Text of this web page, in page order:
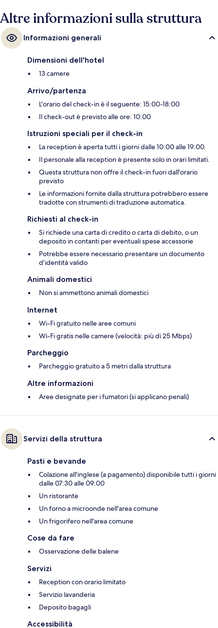
Altre informazioni sulla struttura
Informazioni generali
Dimensioni dell'hotel
13 camere
Arrivo/partenza
L'orario del check-in è il seguente: 15:00-18:00
Il check-out è previsto alle ore: 10:00
Istruzioni speciali per il check-in
La reception è aperta tutti i giorni dalle 10:00 alle 19:00.
Il personale alla reception è presente solo in orari limitati.
Questa struttura non offre il check-in fuori dall'orario
previsto
Le informazioni fornite dalla struttura potrebbero essere
tradotte con strumenti di traduzione automatica.
Richiesti al check-in
Si richiede una carta di credito o carta di debito, o un
deposito in contanti per eventuali spese accessorie
Potrebbe essere necessario presentare un documento
d’identità valido
Animali domestici
Non si ammettono animali domestici
Internet
Wi-Fi gratuito nelle aree comuni
Wi-Fi gratis nelle camere (velocità: più di 25 Mbps)
Parcheggio
Parcheggio gratuito a 5 metri dalla struttura
Altre informazioni
Aree designate per i fumatori (si applicano penali)
Servizi della struttura
Pasti e bevande
Colazione all'inglese (a pagamento) disponibile tutti i giorni
dalle 07:30 alle 09:00
Un ristorante
Un forno a microonde nell'area comune
Un frigorifero nell'area comune
Cose da fare
Osservazione delle balene
Servizi
Reception con orario limitato
Servizio lavanderia
Deposito bagagli
Accessibilità